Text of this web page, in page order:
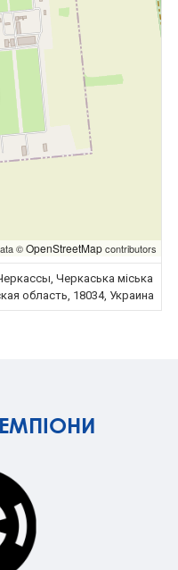
©OpenStreetMapcontributors
Черкаська міська
область, 18034, Украина